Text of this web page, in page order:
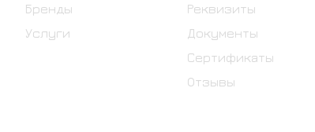
Бренды
Услуги
Реквизиты
Документы
Сертификаты
Отзывы